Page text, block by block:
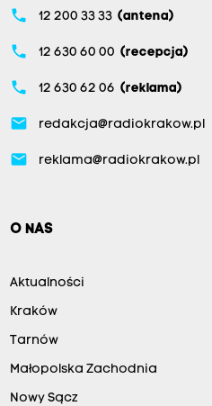
phone 12 200 33 33 (antena)
phone 12 630 60 00 (recepcja)
phone 12 630 62 06 (reklama)
email redakcja@radiokrakow.pl
email reklama@radiokrakow.pl
O NAS
Aktualności
Kraków
Tarnów
Małopolska Zachodnia
Nowy Sącz